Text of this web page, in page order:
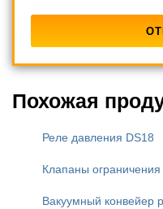
Похожая
Реле давления DS18
Клапаны
Вакуумный конвейер